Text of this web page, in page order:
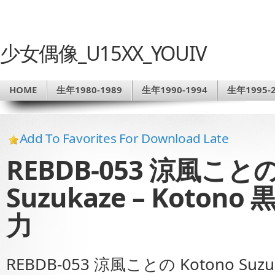
少女偶像_U15XX_YOUIV
HOME 生年1980-1989 生年1990-1994 生年1995-
Add To Favorites For Download Late
REBDB-053 涼風こと
Suzukaze – Kotono
力
REBDB-053 涼風ことの Kotono